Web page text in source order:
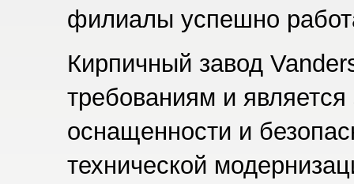
филиалы успешно
Кирпичный завод
требованиям и
оснащенности и
технической